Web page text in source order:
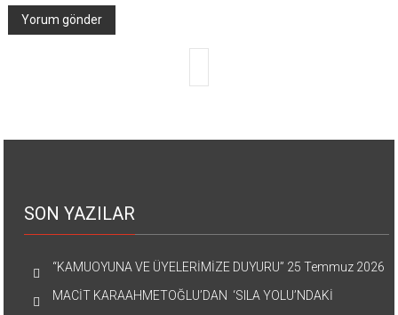
SON YAZILAR
“KAMUOYUNA VE ÜYELERİMİZE DUYURU” 25 Temmuz 2026
MACİT KARAAHMETOĞLU’DAN ‘SILA YOLU’NDAKİ